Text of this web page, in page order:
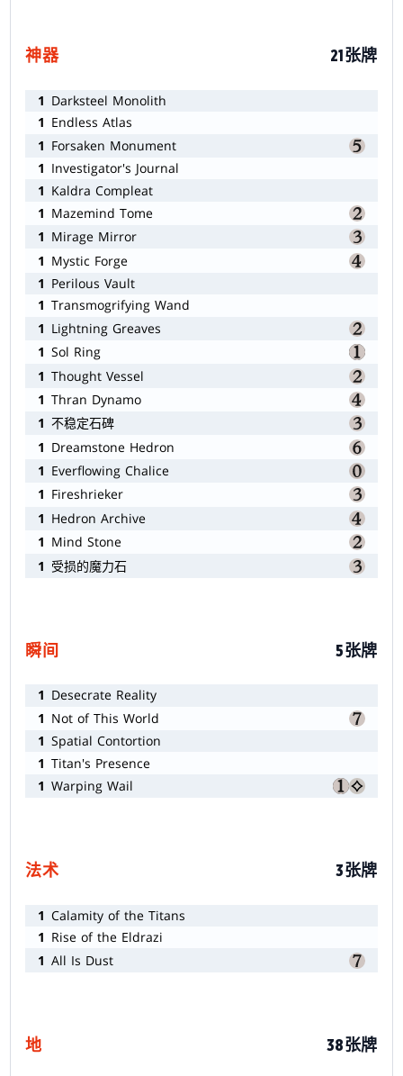
神器 21张牌
1 Darksteel Monolith
1 Endless Atlas
1 Forsaken Monument
1 Investigator's Journal
1 Kaldra Compleat
1 Mazemind Tome
1 Mirage Mirror
1 Mystic Forge
1 Perilous Vault
1 Transmogrifying Wand
1 Lightning Greaves
1 Sol Ring
1 Thought Vessel
1 Thran Dynamo
1 不稳定石碑
1 Dreamstone Hedron
1 Everflowing Chalice
1 Fireshrieker
1 Hedron Archive
1 Mind Stone
1 受损的魔力石
瞬间 5张牌
1 Desecrate Reality
1 Not of This World
1 Spatial Contortion
1 Titan's Presence
1 Warping Wail
法术 3张牌
1 Calamity of the Titans
1 Rise of the Eldrazi
1 All Is Dust
地 38张牌